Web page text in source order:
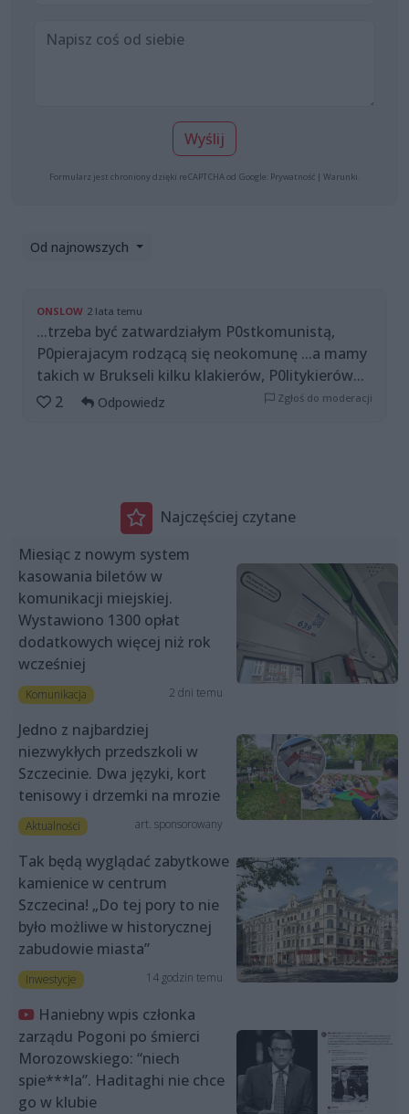
Wyślij
Formularz jest chroniony dzięki reCAPTCHA od Google: Prywatność | Warunki
Od najnowszych
ONSLOW 2 lata temu
...trzeba być zatwardziałym P0stkomunistą,
P0pierajacym rodzącą się neokomunę ...a mamy
takich w Brukseli kilku klakierów, P0litykierów...
2
Odpowiedz Zgłoś do moderacji
Najczęściej czytane
Miesiąc z nowym system
kasowania biletów w
komunikacji miejskiej.
Wystawiono 1300 opłat
dodatkowych więcej niż rok
wcześniej
Komunikacja 2 dni temu
Jedno z najbardziej
niezwykłych przedszkoli w
Szczecinie. Dwa języki, kort
tenisowy i drzemki na mrozie
Aktualności art. sponsorowany
Tak będą wyglądać zabytkowe
kamienice w centrum
Szczecina! „Do tej pory to nie
było możliwe w historycznej
zabudowie miasta”
Inwestycje 14 godzin temu
Haniebny wpis członka
zarządu Pogoni po śmierci
Morozowskiego: “niech
spie***la”. Haditaghi nie chce
go w klubie